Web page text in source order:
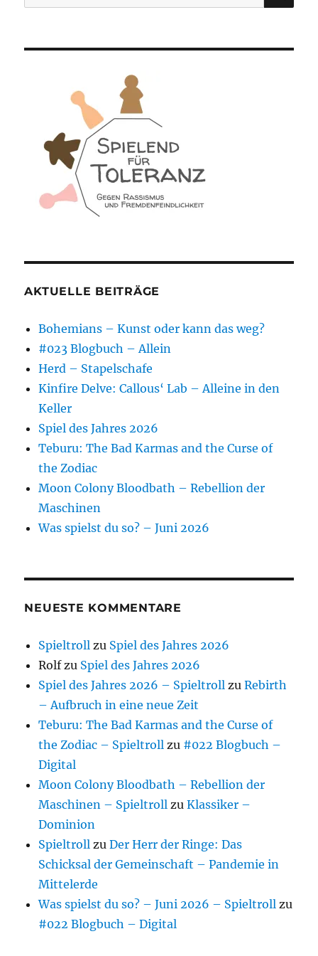
nach:
AKTUELLE BEITRÄGE
Bohemians – Kunst oder kann das weg?
#023 Blogbuch – Allein
Herd – Stapelschafe
Kinfire Delve: Callous‘ Lab – Alleine in den
Keller
Spiel des Jahres 2026
Teburu: The Bad Karmas and the Curse of
the Zodiac
Moon Colony Bloodbath – Rebellion der
Maschinen
Was spielst du so? – Juni 2026
NEUESTE KOMMENTARE
Spieltroll zu Spiel des Jahres 2026
Rolfzu Spiel des Jahres 2026
Spiel des Jahres 2026 – Spieltroll zuRebirth
– Aufbruch in eine neue Zeit
Teburu: The Bad Karmas and the Curse of
the Zodiac – Spieltroll zu #022 Blogbuch –
Digital
Moon Colony Bloodbath – Rebellion der
Maschinen – Spieltroll zuKlassiker –
Dominion
Spieltroll zuDer Herr der Ringe: Das
Schicksal der Gemeinschaft – Pandemie in
Mittelerde
Was spielst du so? – Juni 2026 – Spieltroll zu
#022 Blogbuch – Digital